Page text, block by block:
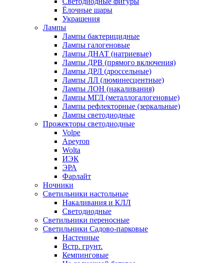
Ёлочные шары
Украшения
Лампы
Лампы бактерицидные
Лампы галогеновые
Лампы ДНАТ (натриевые)
Лампы ДРВ (прямого включения)
Лампы ДРЛ (дроссельные)
Лампы ЛЛ (люминесцентные)
Лампы ЛОН (накаливания)
Лампы МГЛ (металлогалогеновые)
Лампы рефлекторные (зеркальные)
Лампы светодиодные
Прожекторы светодиодные
Volpe
Apeyron
Wolta
ИЭК
ЭРА
Фарлайт
Ночники
Светильники настольные
Накаливания и КЛЛ
Светодиодные
Светильники переносные
Светильники Садово-парковые
Настенные
Встр. грунт.
Кемпинговые